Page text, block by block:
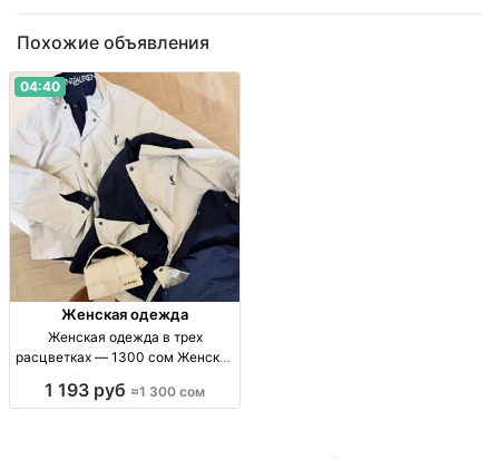
Похожие объявления
04:40
Женская одежда
Женская одежда в трех
расцветках — 1300 сом Женская
1 193 руб ≈1 300 сом